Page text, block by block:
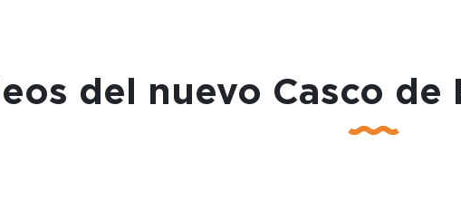
del nuevo Casco